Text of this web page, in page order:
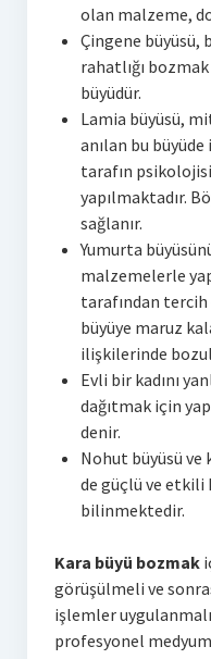
olan malzeme,
Çingene büyüsü,
rahatlığı
büyüdür.
Lamia büyüsü,
anılan bu
tarafın
yapılmaktadır.
sağlanır.
Yumurta
malzemelerle
tarafından
büyüye maruz
ilişkilerinde
Evli bir kadını
dağıtmak için
denir.
Nohut büyüsü
de güçlü ve etkili
bilinmektedir.
Kara büyü bozmak
görüşülmeli ve
işlemler
profesyonel